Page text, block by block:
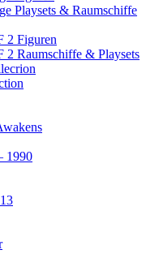
Playsets & Raumschiffe
2 Figuren
2 Raumschiffe & Playsets
1990